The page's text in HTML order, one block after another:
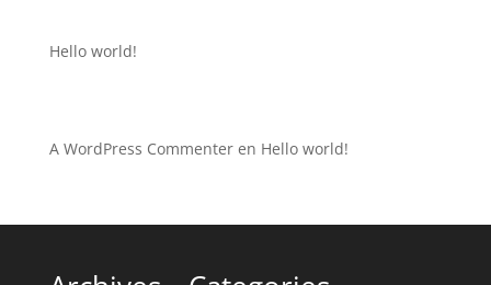
Hello world!
A WordPress Commenteren Hello world!